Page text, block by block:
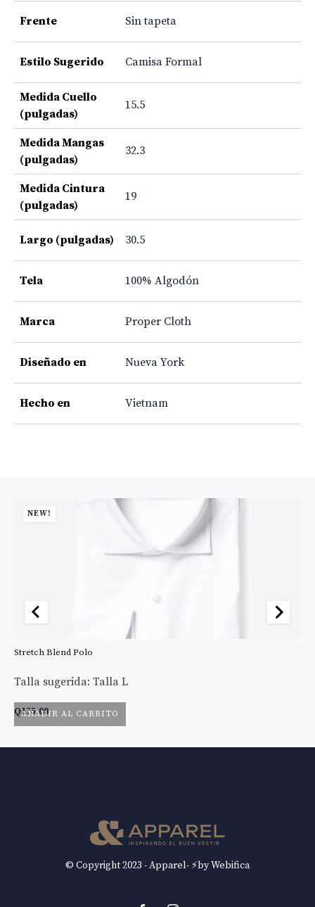
Frente Sin tapeta
Estilo Sugerido Camisa Formal
Medida Cuello
(pulgadas)
15.5
Medida Mangas
(pulgadas)
32.3
Medida Cintura
(pulgadas)
19
Largo (pulgadas) 30.5
Tela 100% Algodón
Marca Proper Cloth
Diseñado en Nueva York
Hecho en Vietnam
NEW!
AÑADIR AL CARRITO
Stretch Blend Polo
Talla sugerida: Talla L
Q175.00
© Copyright 2023 - Apparel- ⚡by Webifica